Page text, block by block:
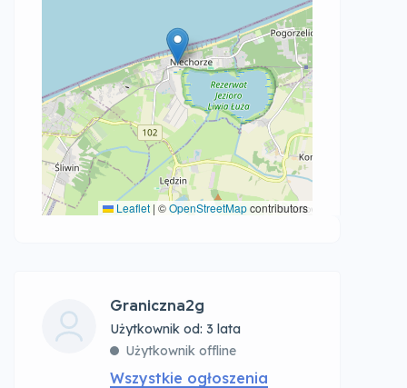
Leaflet | ©OpenStreetMapcontributors
Graniczna2g
Użytkownik od: 3 lata
Użytkownik offline
Wszystkie ogłoszenia